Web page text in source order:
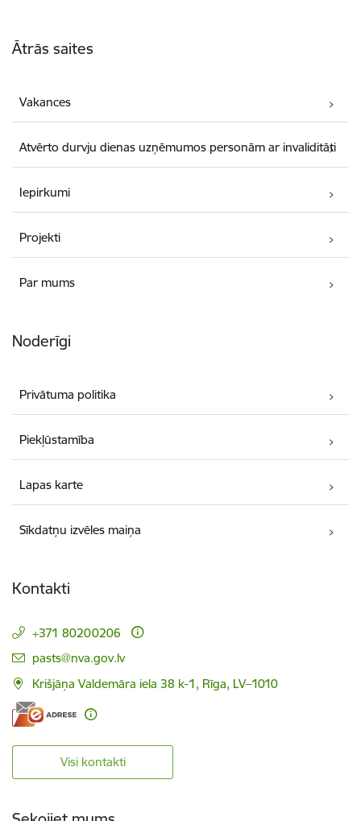
Ātrās saites
Vakances
Atvērto durvju dienas uzņēmumos personām ar invaliditāti
Iepirkumi
Projekti
Par mums
Noderīgi
Privātuma politika
Piekļūstamība
Lapas karte
Sīkdatņu izvēles maiņa
Kontakti
+371 80200206
E-pasts:
pasts@nva.gov.lv
Krišjāņa Valdemāra iela 38 k-1, Rīga, LV–1010
Visi kontakti